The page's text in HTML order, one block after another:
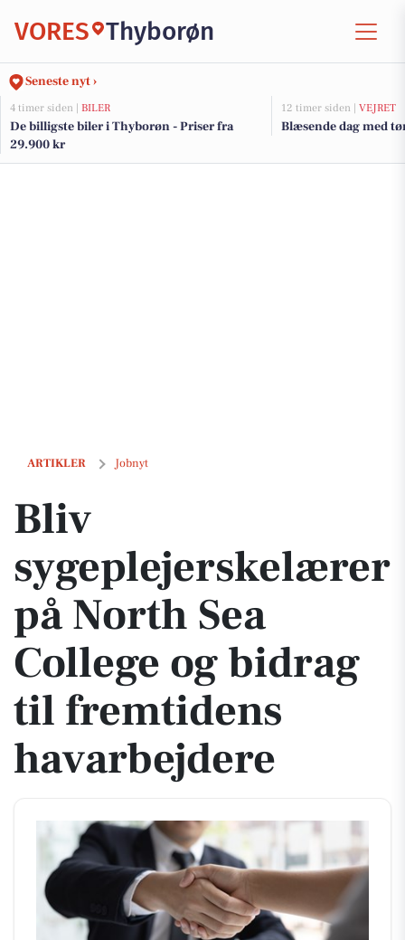
VORES Thyborøn
Seneste nyt ›
4 timer siden | BILER
De billigste biler i Thyborøn - Priser fra
29.900 kr
12 timer siden | VEJRET
Blæsende dag med
ARTIKLER Jobnyt
Bliv sygeplejerskelærer på North Sea College og bidrag til
Bliv
sygeplejerskelærer
på North Sea
College og bidrag
til fremtidens
havarbejdere